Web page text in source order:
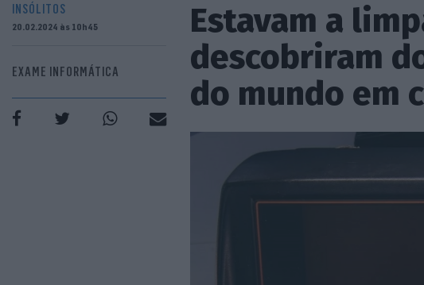
INSÓLITOS
20.02.2024 às 10h45
EXAME INFORMÁTICA
Estavam a
descobriram
do mundo em